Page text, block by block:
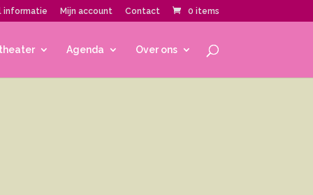
informatie Mijn account Contact 0 items
Agenda Over ons